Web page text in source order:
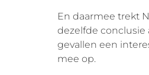
En daarmee trekt
dezelfde conclusie
gevallen een
mee op.